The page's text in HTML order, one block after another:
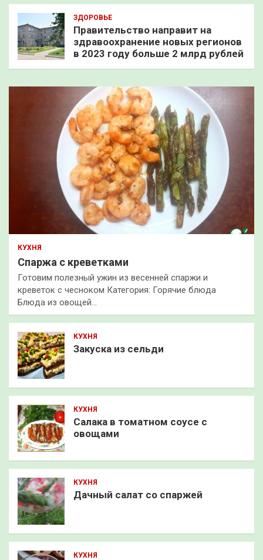
ЗДОРОВЬЕ
Правительство направит на
здравоохранение новых регионов
в 2023 году больше 2 млрд рублей
КУХНЯ
Спаржа с креветками
Готовим полезный ужин из весенней спаржи и
креветок с чесноком Категория: Горячие блюда
Блюда из овощей…
КУХНЯ
Закуска из сельди
КУХНЯ
Салака в томатном соусе с
овощами
КУХНЯ
Дачный салат со спаржей
КУХНЯ